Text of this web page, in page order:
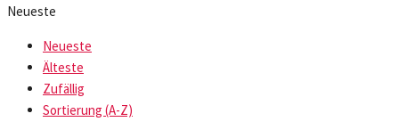
Neueste
Neueste
Älteste
Zufällig
Sortierung (A-Z)